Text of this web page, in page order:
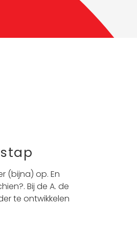
(bijna) op. En
Bij de A. de
te ontwikkelen